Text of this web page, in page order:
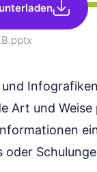
.pptx
Art und